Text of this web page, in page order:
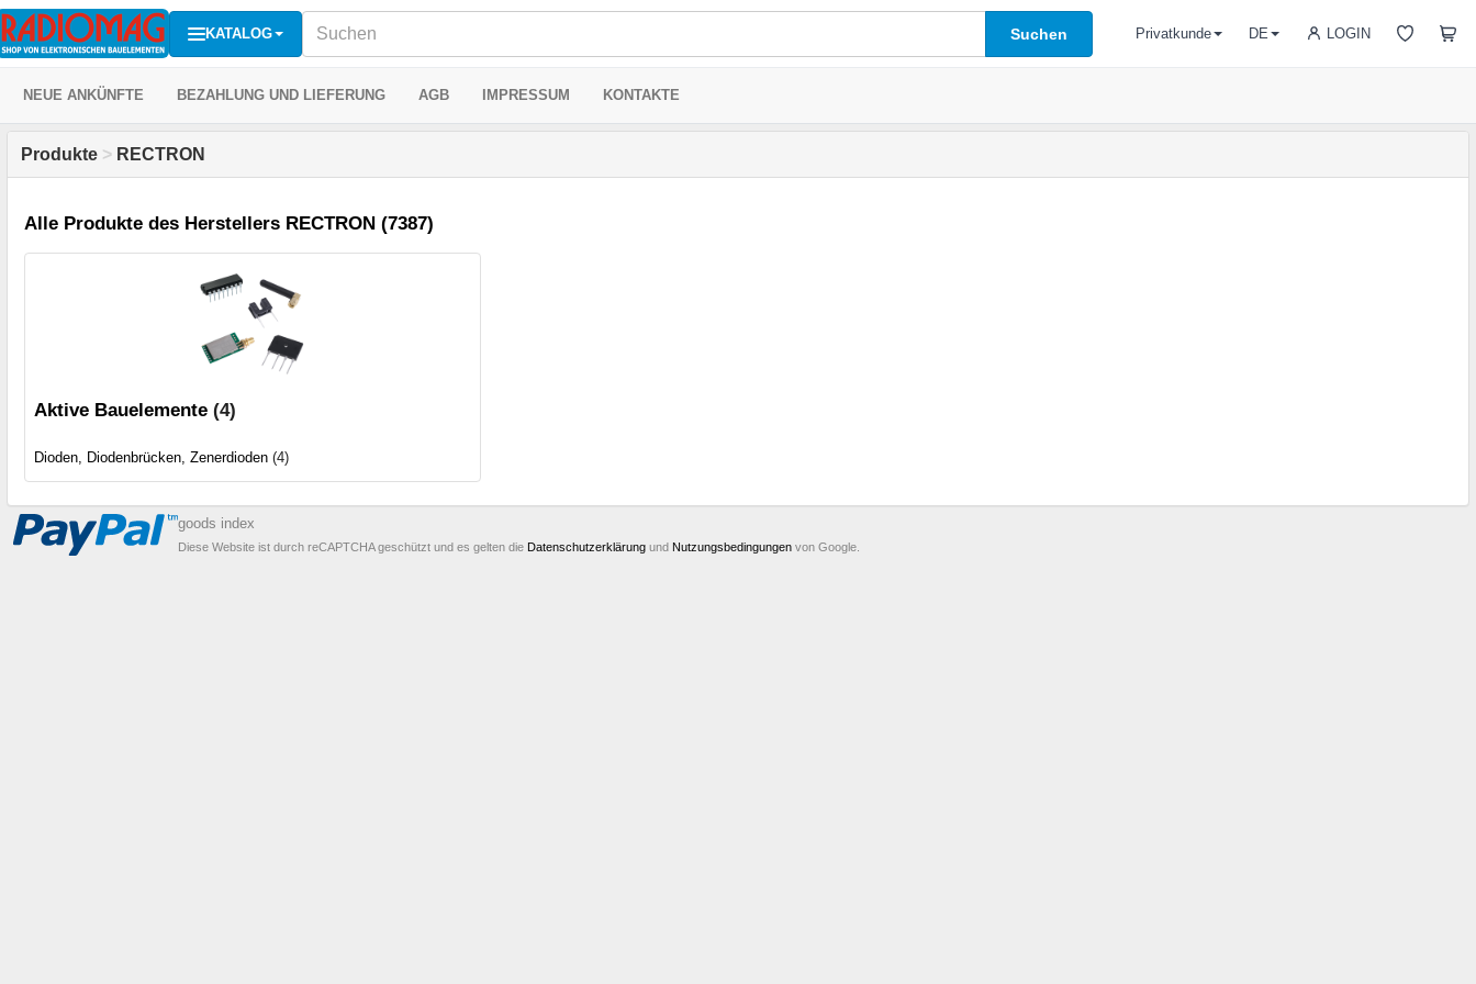
KATALOG Suchen LOGIN
Privatkunde DE
NEUE ANKÜNFTE BEZAHLUNG UND LIEFERUNG AGB IMPRESSUM KONTAKTE
Produkte > RECTRON
Alle Produkte des Herstellers RECTRON (7387)
Aktive Bauelemente (4)
Dioden, Diodenbrücken, Zenerdioden (4)
goods index
Diese Website ist durch reCAPTCHA geschützt und es gelten die Datenschutzerklärung und Nutzungsbedingungen von Google.